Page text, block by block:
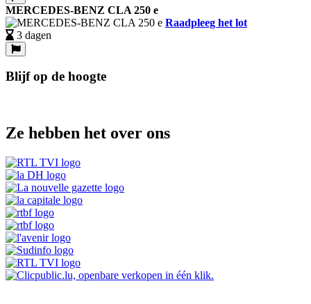
MERCEDES-BENZ CLA 250 e
Raadpleeg het lot
3 dagen
Blijf op de hoogte
Ze hebben het over ons